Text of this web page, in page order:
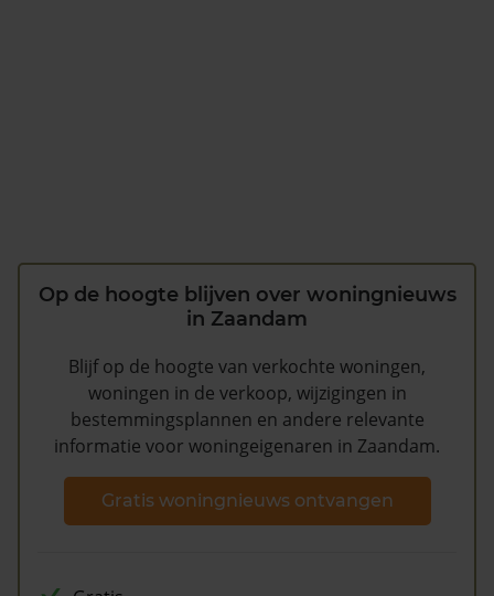
Op de hoogte blijven over woningnieuws
in Zaandam
Blijf op de hoogte van verkochte woningen,
woningen in de verkoop, wijzigingen in
bestemmingsplannen en andere relevante
informatie voor woningeigenaren in Zaandam.
Gratis woningnieuws ontvangen